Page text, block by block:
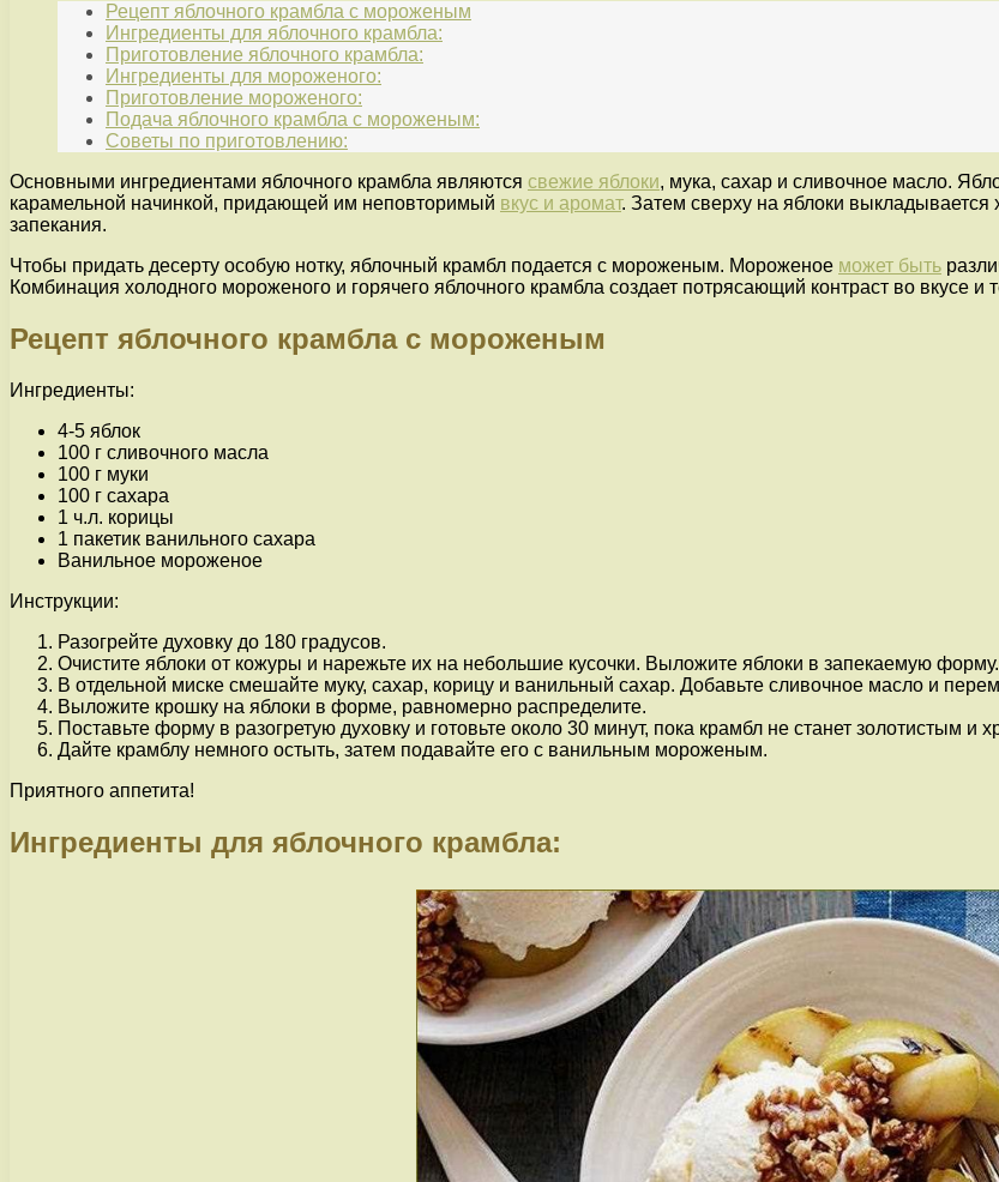
Рецепт яблочного крамбла с мороженым
Ингредиенты для яблочного крамбла:
Приготовление яблочного крамбла:
Ингредиенты для мороженого:
Приготовление мороженого:
Подача яблочного крамбла с мороженым:
Советы по приготовлению:
Основными ингредиентами яблочного крамбла являются свежие яблоки, мука, сахар и сливочное масло.
карамельной начинкой, придающей им неповторимый вкус и аромат. Затем сверху на яблоки выкладывается
запекания.
Чтобы придать десерту особую нотку, яблочный крамбл подается с мороженым. Мороженое может быть
Комбинация холодного мороженого и горячего яблочного крамбла создает потрясающий контраст во вкусе и
Рецепт яблочного крамбла с мороженым
Ингредиенты:
4-5 яблок
100 г сливочного масла
100 г муки
100 г сахара
1 ч.л. корицы
1 пакетик ванильного сахара
Ванильное мороженое
Инструкции:
Разогрейте духовку до 180 градусов.
Очистите яблоки от кожуры и нарежьте их на небольшие кусочки. Выложите яблоки в запекаемую форму.
В отдельной миске смешайте муку, сахар, корицу и ванильный сахар. Добавьте сливочное масло и
Выложите крошку на яблоки в форме, равномерно распределите.
Поставьте форму в разогретую духовку и готовьте около 30 минут, пока крамбл не станет золотистым и
Дайте крамблу немного остыть, затем подавайте его с ванильным мороженым.
Приятного аппетита!
Ингредиенты для яблочного крамбла: